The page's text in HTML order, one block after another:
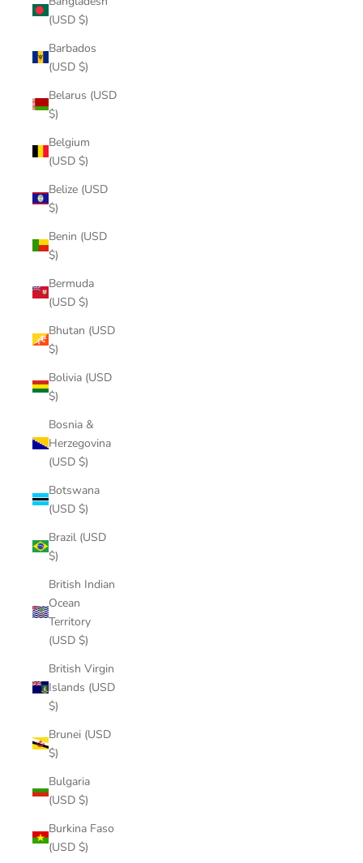
(USD $)
Barbados
(USD $)
Belarus (USD
$)
Belgium
(USD $)
Belize (USD
$)
Benin (USD
$)
Bermuda
(USD $)
Bhutan (USD
$)
Bolivia (USD
$)
Bosnia &
Herzegovina
(USD $)
Botswana
(USD $)
Brazil (USD
$)
British Indian
Ocean
Territory
(USD $)
British Virgin
Islands (USD
$)
Brunei (USD
$)
Bulgaria
(USD $)
Burkina Faso
(USD $)